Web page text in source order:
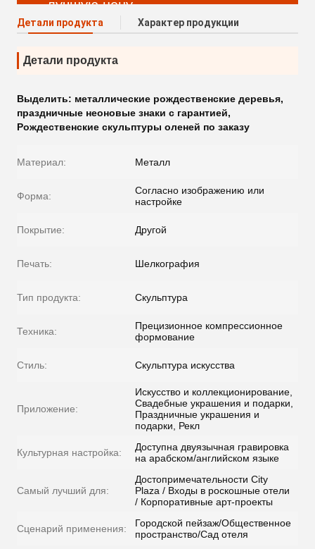
лучшую цену
Детали продукта Характер продукции
Детали продукта
Выделить: металлические рождественские деревья,
праздничные неоновые знаки с гарантией,
Рождественские скульптуры оленей по заказу
Материал: Металл
Форма:
Согласно изображению или
настройке
Покрытие: Другой
Печать: Шелкография
Тип продукта: Скульптура
Техника:
Прецизионное компрессионное
формование
Стиль: Скульптура искусства
Приложение:
Искусство и коллекционирование,
Свадебные украшения и подарки,
Праздничные украшения и
подарки, Рекл
Культурная настройка:
Доступна двуязычная гравировка
на арабском/английском языке
Самый лучший для:
Достопримечательности City
Plaza / Входы в роскошные отели
/ Корпоративные арт-проекты
Сценарий применения:
Городской пейзаж/Общественное
пространство/Сад отеля